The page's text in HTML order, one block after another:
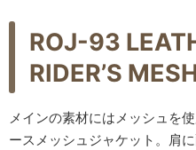
ROJ-93
RIDER’S
メインの素材にはメッシュを
ースメッシュジャケット。肩